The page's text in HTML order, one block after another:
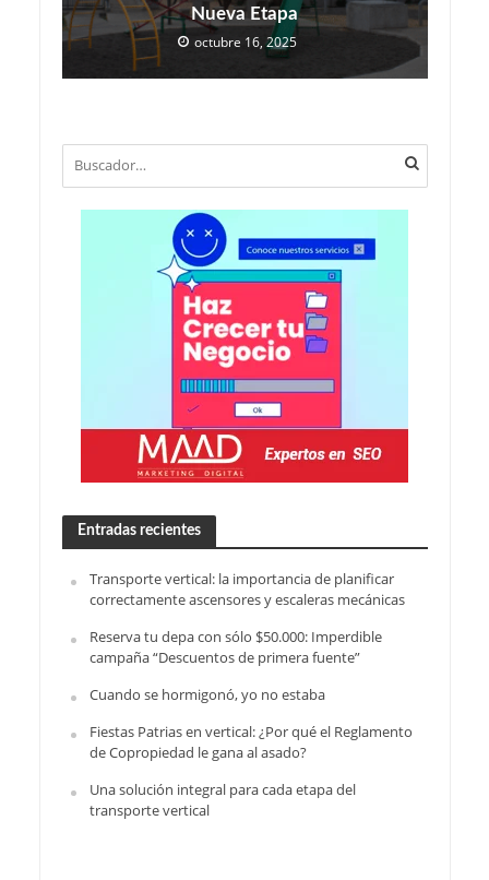
Nueva Etapa
octubre 16, 2025
Entradas recientes
Transporte vertical: la importancia de planificar
correctamente ascensores y escaleras mecánicas
Reserva tu depa con sólo $50.000: Imperdible
campaña “Descuentos de primera fuente”
Cuando se hormigonó, yo no estaba
Fiestas Patrias en vertical: ¿Por qué el Reglamento
de Copropiedad le gana al asado?
Una solución integral para cada etapa del
transporte vertical